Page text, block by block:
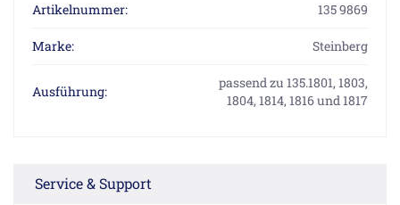
Artikelnummer: 135 9869
Marke: Steinberg
Ausführung:
passend zu 135.1801, 1803,
1804, 1814, 1816 und 1817
Service & Support